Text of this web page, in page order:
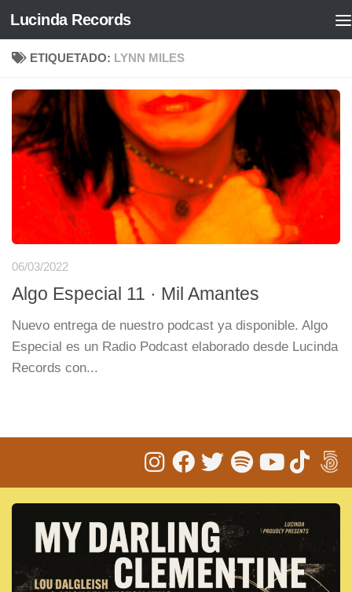
Saltar al contenido
Lucinda Records
ETIQUETADO: LYNN MILES
06/03/2022
Algo Especial 11 · Mil Amantes
Nuevo entrega de nuestro podcast ya disponible. Algo
Especial es un Radio Podcast elaborado desde Lucinda
Records con...